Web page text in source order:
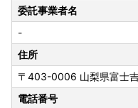
「IAM＜アイアム＞」と
トップ特例申請が完結！
※パソコンを利用する場
が、
個人認証を行う際に「
プリが必要になります。
委託事業者名
-
住所
〒403-0006 山梨県富士
電話番号